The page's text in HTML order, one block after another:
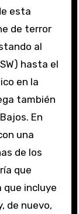
esta
de terror
al
hasta el
en la
también
En
una
de los
que
incluye
de nuevo,